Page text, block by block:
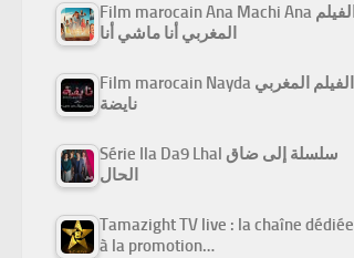
Film marocain Ana Machi Ana الفيلم
المغربي أنا ماشي أنا
Film marocain Nayda الفيلم المغربي
نايضة
Série Ila Da9 Lhal سلسلة إلى ضاق
الحال
Tamazight TV live : la chaîne dédiée
à la promotion…